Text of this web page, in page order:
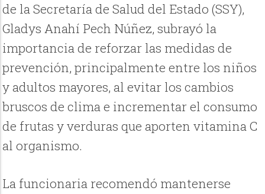
de la Secretaría de Salud del Estado (SSY),
Gladys Anahí Pech Núñez, subrayó la
importancia de reforzar las medidas de
prevención, principalmente entre los niños
y adultos mayores, al evitar los cambios
bruscos de clima e incrementar el consumo
de frutas y verduras que aporten vitamina C
al organismo.
La funcionaria recomendó mantenerse